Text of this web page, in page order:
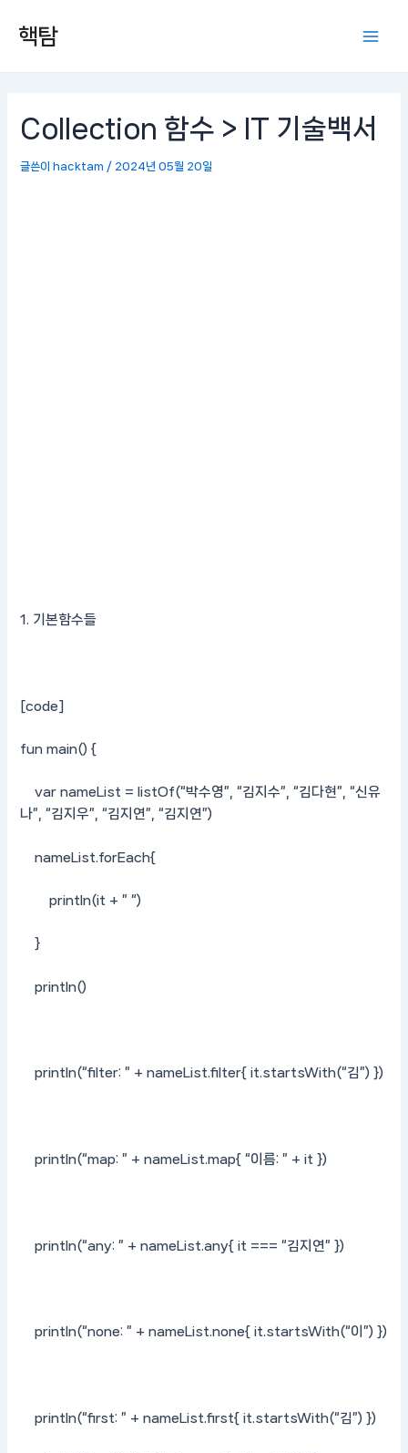
핵탐
Collection 함수 > IT 기술백서
글쓴이hacktam / 2024년 05월 20일
1. 기본함수들
[code]
fun main() {
var nameList = listOf(“박수영”, “김지수”, “김다현”, “신유
나”, “김지우”, “김지연”, “김지연”)
nameList.forEach{
println(it + ” “)
}
println()
println(“filter: ” + nameList.filter{ it.startsWith(“김”) })
println(“map: ” + nameList.map{ “이름: ” + it })
println(“any: ” + nameList.any{ it === “김지연” })
println(“none: ” + nameList.none{ it.startsWith(“이”) })
println(“first: ” + nameList.first{ it.startsWith(“김”) })